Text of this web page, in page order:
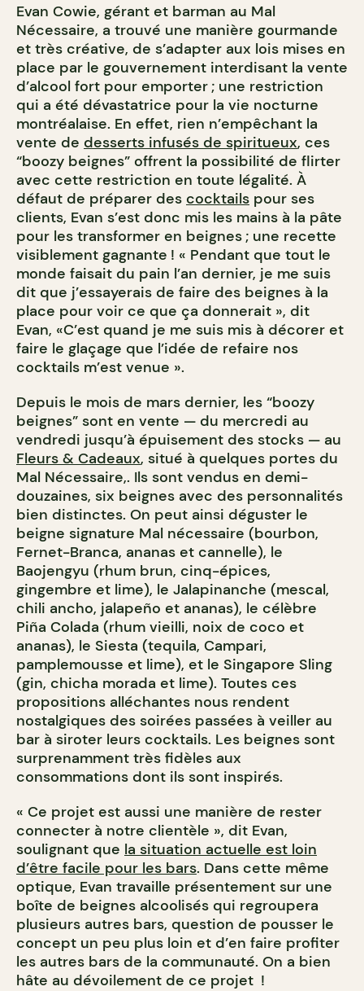
Evan Cowie, gérant et barman au Mal
Nécessaire, a trouvé une manière gourmande
et très créative, de s’adapter aux lois mises en
place par le gouvernement interdisant la vente
d’alcool fort pour emporter ; une restriction
qui a été dévastatrice pour la vie nocturne
montréalaise. En effet, rien n’empêchant la
vente de desserts infusés de spiritueux, ces
“boozy beignes” offrent la possibilité de flirter
avec cette restriction en toute légalité. À
défaut de préparer des cocktails pour ses
clients, Evan s’est donc mis les mains à la pâte
pour les transformer en beignes ; une recette
visiblement gagnante ! « Pendant que tout le
monde faisait du pain l’an dernier, je me suis
dit que j’essayerais de faire des beignes à la
place pour voir ce que ça donnerait », dit
Evan, «C’est quand je me suis mis à décorer et
faire le glaçage que l’idée de refaire nos
cocktails m’est venue ».
Depuis le mois de mars dernier, les “boozy
beignes” sont en vente — du mercredi au
vendredi jusqu’à épuisement des stocks — au
Fleurs & Cadeaux, situé à quelques portes du
Mal Nécessaire,. Ils sont vendus en demi-
douzaines, six beignes avec des personnalités
bien distinctes. On peut ainsi déguster le
beigne signature Mal nécessaire (bourbon,
Fernet-Branca, ananas et cannelle), le
Baojengyu (rhum brun, cinq-épices,
gingembre et lime), le Jalapinanche (mescal,
chili ancho, jalapeño et ananas), le célèbre
Piña Colada (rhum vieilli, noix de coco et
ananas), le Siesta (tequila, Campari,
pamplemousse et lime), et le Singapore Sling
(gin, chicha morada et lime). Toutes ces
propositions alléchantes nous rendent
nostalgiques des soirées passées à veiller au
bar à siroter leurs cocktails. Les beignes sont
surprenamment très fidèles aux
consommations dont ils sont inspirés.
« Ce projet est aussi une manière de rester
connecter à notre clientèle », dit Evan,
soulignant que la situation actuelle est loin
d’être facile pour les bars. Dans cette même
optique, Evan travaille présentement sur une
boîte de beignes alcoolisés qui regroupera
plusieurs autres bars, question de pousser le
concept un peu plus loin et d’en faire profiter
les autres bars de la communauté. On a bien
hâte au dévoilement de ce projet !